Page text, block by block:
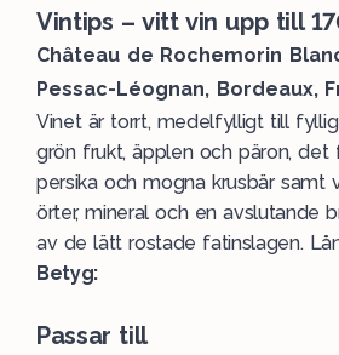
Vintips – vitt vin upp till
Château de Rochemorin
Pessac-Léognan, Bordeaux,
Vinet är torrt, medelfylligt till
grön frukt, äpplen och päron, det
persika och mogna krusbär samt
örter, mineral och en avslutande
av de lätt rostade fatinslagen.
Betyg:
Passar till